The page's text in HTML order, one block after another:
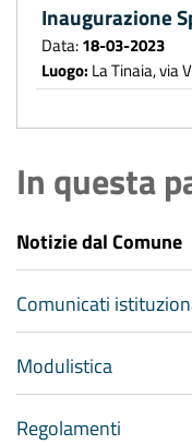
Inaugurazione
Data:18-03-2023
Luogo: La Tinaia, via
In questa
Notizie dal Comune
Comunicati
Modulistica
Regolamenti